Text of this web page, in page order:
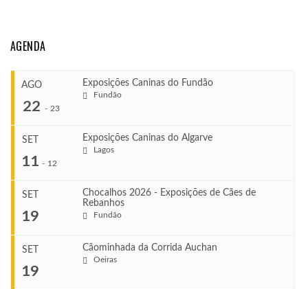
AGENDA
AGO
22 - 23
Exposições Caninas do Fundão
Fundão
Ago 22, 2026
Ago 23, 2026
VENUE
SET
11 - 12
Exposições Caninas do Algarve
Lagos
Set 11, 2026
SET
19
Chocalhos 2026 - Exposições de Cães de
Rebanhos
Fundão
SET
19
Cãominhada da Corrida Auchan
Oeiras